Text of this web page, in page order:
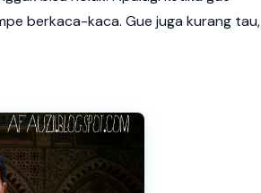
berkaca-kaca. Gue juga kurang tau,